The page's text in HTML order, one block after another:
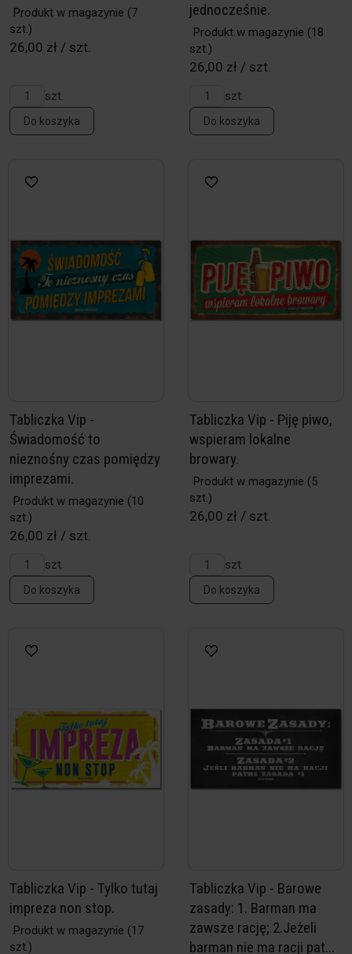
Produkt w magazynie (7
szt.)
26,00 zł / szt.
szt.
Do koszyka
jednocześnie.
Produkt w magazynie (18
szt.)
26,00 zł / szt.
szt.
Do koszyka
Tabliczka Vip -
Świadomość to
nieznośny czas pomiędzy
imprezami.
Produkt w magazynie (10
szt.)
26,00 zł / szt.
szt.
Do koszyka
Tabliczka Vip - Piję piwo,
wspieram lokalne
browary.
Produkt w magazynie (5
szt.)
26,00 zł / szt.
szt.
Do koszyka
Tabliczka Vip - Tylko tutaj
impreza non stop.
Produkt w magazynie (17
szt.)
Tabliczka Vip - Barowe
zasady: 1. Barman ma
zawsze rację; 2.Jeżeli
barman nie ma racji pat...